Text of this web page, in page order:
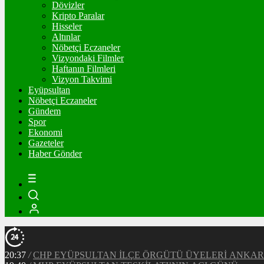
Dövizler
Kripto Paralar
Hisseler
Altınlar
Nöbetçi Eczaneler
Vizyondaki Filmler
Haftanın Filmleri
Vizyon Takvimi
Eyüpsultan
Nöbetçi Eczaneler
Gündem
Spor
Ekonomi
Gazeteler
Haber Gönder
20:37 / CHP EYÜPSULTAN İLÇE ÖRGÜTÜ ÜYELERİ